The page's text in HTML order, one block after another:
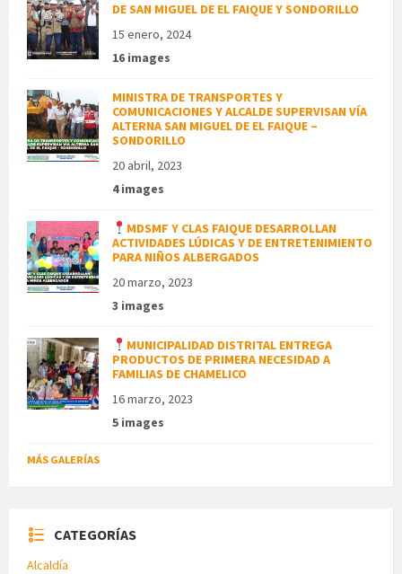
DE SAN MIGUEL DE EL FAIQUE Y SONDORILLO
15 enero, 2024
16 images
MINISTRA DE TRANSPORTES Y
COMUNICACIONES Y ALCALDE SUPERVISAN VÍA
ALTERNA SAN MIGUEL DE EL FAIQUE –
SONDORILLO
20 abril, 2023
4 images
MDSMF Y CLAS FAIQUE DESARROLLAN
ACTIVIDADES LÚDICAS Y DE ENTRETENIMIENTO
PARA NIÑOS ALBERGADOS
20 marzo, 2023
3 images
MUNICIPALIDAD DISTRITAL ENTREGA
PRODUCTOS DE PRIMERA NECESIDAD A
FAMILIAS DE CHAMELICO
16 marzo, 2023
5 images
MÁS GALERÍAS
CATEGORÍAS
Alcaldía